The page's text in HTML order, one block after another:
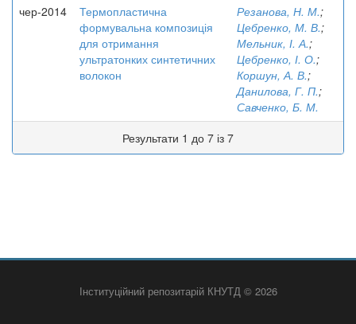
чер-2014
Термопластична
формувальна композиція
для отримання
ультратонких синтетичних
волокон
Резанова, Н. М.;
Цебренко, М. В.;
Мельник, І. А.;
Цебренко, І. О.;
Коршун, А. В.;
Данилова, Г. П.;
Савченко, Б. М.
Результати 1 до 7 із 7
Інституційний репозитарій КНУТД © 2026